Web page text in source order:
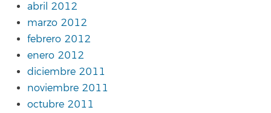
abril 2012
marzo 2012
febrero 2012
enero 2012
diciembre 2011
noviembre 2011
octubre 2011